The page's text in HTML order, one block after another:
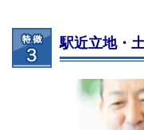
駅近立地・